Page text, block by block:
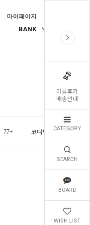
여름휴가
배송안내
CATEGORY
SEARCH
BOARD
WISH LIST
마이페이지
BANK
77+ 코디템 오늘발송